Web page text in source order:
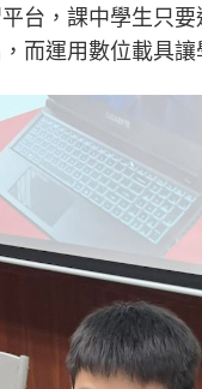
台，課中學生只
而運用數位載具